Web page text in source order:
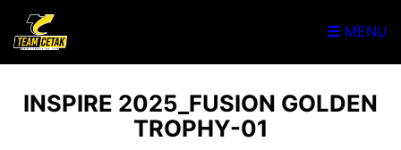
MENU
INSPIRE 2025_FUSION GOLDEN
TROPHY-01